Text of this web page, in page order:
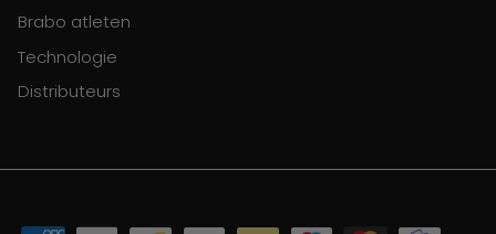
Brabo atleten
Technologie
Distributeurs